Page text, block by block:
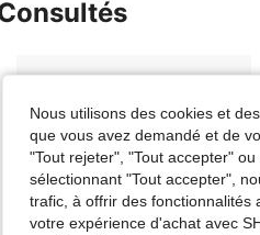
Nous utilisons des cookies et
que vous avez demandé et de
"Tout rejeter", "Tout accepter"
sélectionnant "Tout accepter",
trafic, à offrir des fonctionnalités
votre expérience d'achat avec